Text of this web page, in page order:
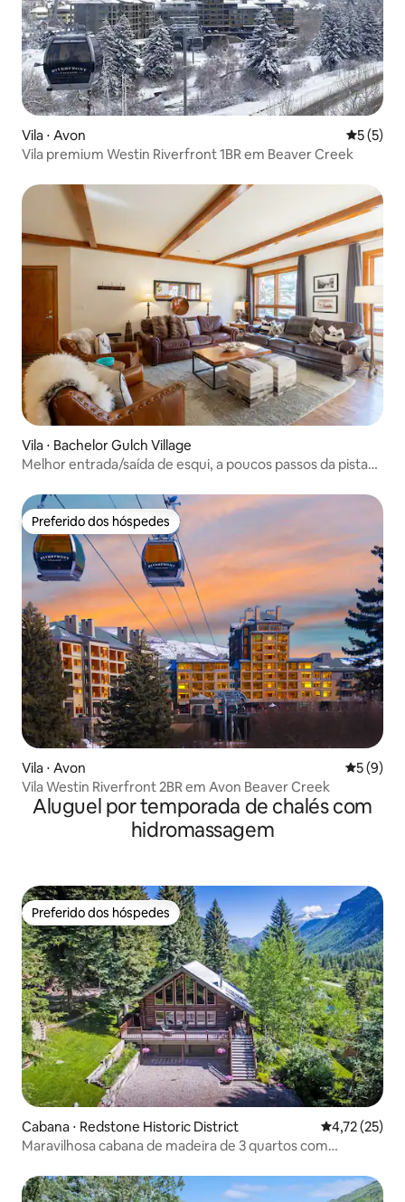
Vila ⋅ Avon 5 de
5 (5)
Vila premium Westin Riverfront 1BR em Beaver Creek
Vila ⋅ Bachelor Gulch Village
Melhor entrada/saída de esqui, a poucos passos da pista
Preferido dos hóspedes
Preferido dos hóspedes
Vila ⋅ Avon 5 de
5 (9)
Vila Westin Riverfront 2BR em Avon Beaver Creek
Aluguel por temporada de chalés com
hidromassagem
Preferido dos hóspedes
Preferido dos hóspedes
Cabana ⋅ Redstone Historic District 4,72 de uma
4,72 (25)
Maravilhosa cabana de madeira de 3 quartos com